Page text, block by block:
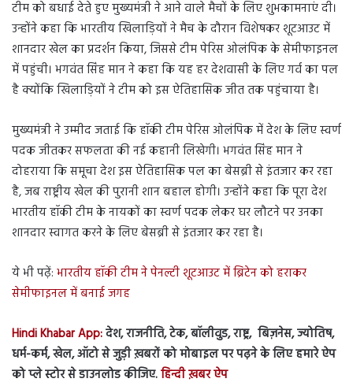
टीम को बधाई देते हुए मुख्यमंत्री ने आने वाले मैचों के लिए शुभकामनाएं दी।
उन्होंने कहा कि भारतीय खिलाड़ियों ने मैच के दौरान विशेषकर शूटआउट में
शानदार खेल का प्रदर्शन किया, जिससे टीम पेरिस ओलंपिक के सेमीफाइनल
में पहुंची। भगवंत सिंह मान ने कहा कि यह हर देशवासी के लिए गर्व का पल
है क्योंकि खिलाड़ियों ने टीम को इस ऐतिहासिक जीत तक पहुंचाया है।
मुख्यमंत्री ने उम्मीद जताई कि हॉकी टीम पेरिस ओलंपिक में देश के लिए स्वर्ण
पदक जीतकर सफलता की नई कहानी लिखेगी। भगवंत सिंह मान ने
दोहराया कि समूचा देश इस ऐतिहासिक पल का बेसब्री से इंतजार कर रहा
है, जब राष्ट्रीय खेल की पुरानी शान बहाल होगी। उन्होंने कहा कि पूरा देश
भारतीय हॉकी टीम के नायकों का स्वर्ण पदक लेकर घर लौटने पर उनका
शानदार स्वागत करने के लिए बेसब्री से इंतजार कर रहा है।
ये भी पढ़ें: भारतीय हॉकी टीम ने पेनल्टी शूटआउट में ब्रिटेन को हराकर
सेमीफाइनल में बनाई जगह
Hindi Khabar App:देश, राजनीति, टेक, बॉलीवुड, राष्ट्र, बिज़नेस, ज्योतिष,
धर्म-कर्म, खेल, ऑटो से जुड़ी ख़बरों को मोबाइल पर पढ़ने के लिए हमारे ऐप
को प्ले स्टोर से डाउनलोड कीजिए.हिन्दी ख़बर ऐप